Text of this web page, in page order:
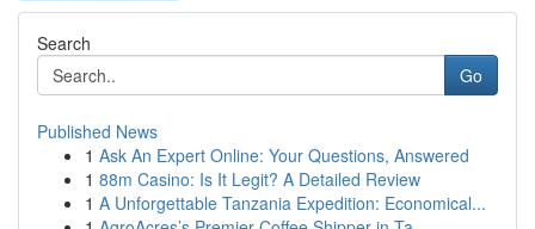
Search
Go
Published News
1 Ask An Expert Online: Your Questions, Answered
1 88m Casino: Is It Legit? A Detailed Review
1 A Unforgettable Tanzania Expedition: Economical...